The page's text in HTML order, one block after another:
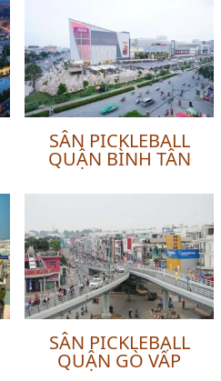
SÂN PICKLEBALL
QUẬN BÌNH TÂN
SÂN PICKLEBALL
QUẬN GÒ VẤP